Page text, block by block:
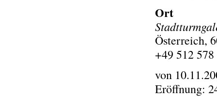
Ort
Österreich,
+49 512
von
Eröffnung: